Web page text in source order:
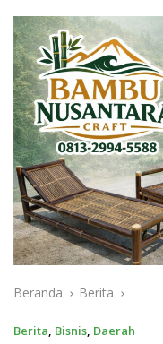
Beranda Berita
Berita, Bisnis, Daerah